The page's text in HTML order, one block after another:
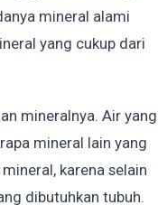
mineral alami
yang cukup dari
mineralnya. Air yang
mineral lain yang
karena selain
dibutuhkan tubuh.